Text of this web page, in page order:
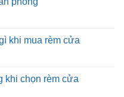
khi mua rèm cửa
khi chọn rèm cửa